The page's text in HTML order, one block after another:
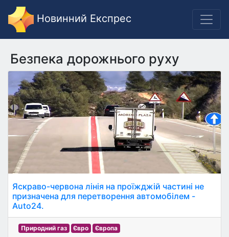
Новинний Експрес
Безпека дорожнього руху
Яскраво-червона лінія на проїжджій частині не
призначена для перетворення автомобілем -
Auto24.
Природний газ Євро Європа